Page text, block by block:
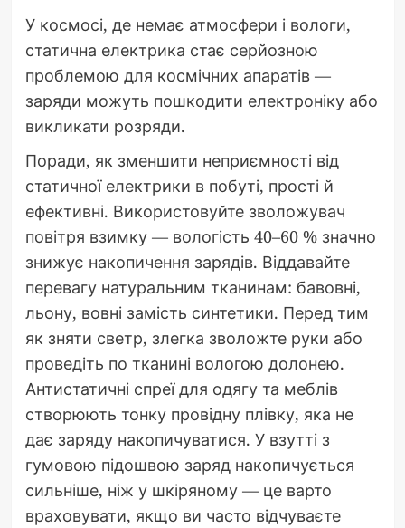
У космосі, де немає атмосфери і вологи,
статична електрика стає серйозною
проблемою для космічних апаратів —
заряди можуть пошкодити електроніку або
викликати розряди.
Поради, як зменшити неприємності від
статичної електрики в побуті, прості й
ефективні. Використовуйте зволожувач
повітря взимку — вологість 40–60 % значно
знижує накопичення зарядів. Віддавайте
перевагу натуральним тканинам: бавовні,
льону, вовні замість синтетики. Перед тим
як зняти светр, злегка зволожте руки або
проведіть по тканині вологою долонею.
Антистатичні спреї для одягу та меблів
створюють тонку провідну плівку, яка не
дає заряду накопичуватися. У взутті з
гумовою підошвою заряд накопичується
сильніше, ніж у шкіряному — це варто
враховувати, якщо ви часто відчуваєте